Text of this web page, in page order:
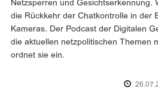
Netzsperren und Gesichtserkennung.
die Rückkehr der Chatkontrolle in der
Kameras. Der Podcast der Digitalen
die aktuellen netzpolitischen Themen
ordnet sie ein.